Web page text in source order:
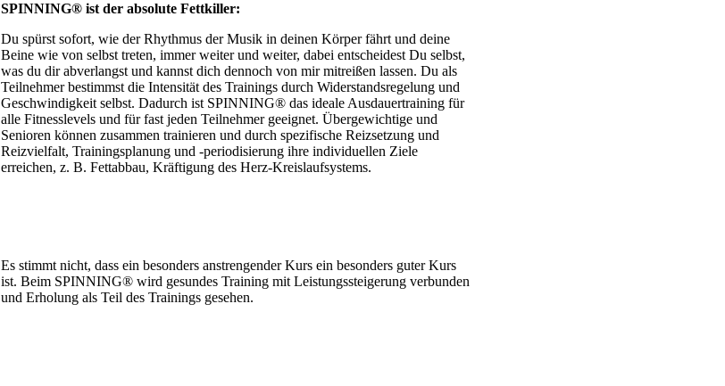
SPINNING® ist der absolute Fettkiller:
Du spürst sofort, wie der Rhythmus der Musik in deinen Körper fährt und deine
Beine wie von selbst treten, immer weiter und weiter, dabei entscheidest Du selbst,
was du dir abverlangst und kannst dich dennoch von mir mitreißen lassen. Du als
Teilnehmer bestimmst die Intensität des Trainings durch Widerstandsregelung und
Geschwindigkeit selbst. Dadurch ist SPINNING® das ideale Ausdauertraining für
alle Fitnesslevels und für fast jeden Teilnehmer geeignet. Übergewichtige und
Senioren können zusammen trainieren und durch spezifische Reizsetzung und
Reizvielfalt, Trainingsplanung und -periodisierung ihre individuellen Ziele
erreichen, z. B. Fettabbau, Kräftigung des Herz-Kreislaufsystems.
Es stimmt nicht, dass ein besonders anstrengender Kurs ein besonders guter Kurs
ist. Beim SPINNING® wird gesundes Training mit Leistungssteigerung verbunden
und Erholung als Teil des Trainings gesehen.